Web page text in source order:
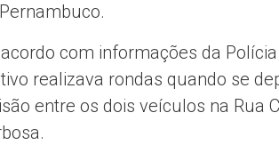
acordo com informações da
realizava rondas quando se
entre os dois veículos na Rua